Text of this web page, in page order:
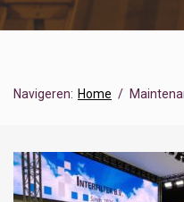
Navigeren: Home